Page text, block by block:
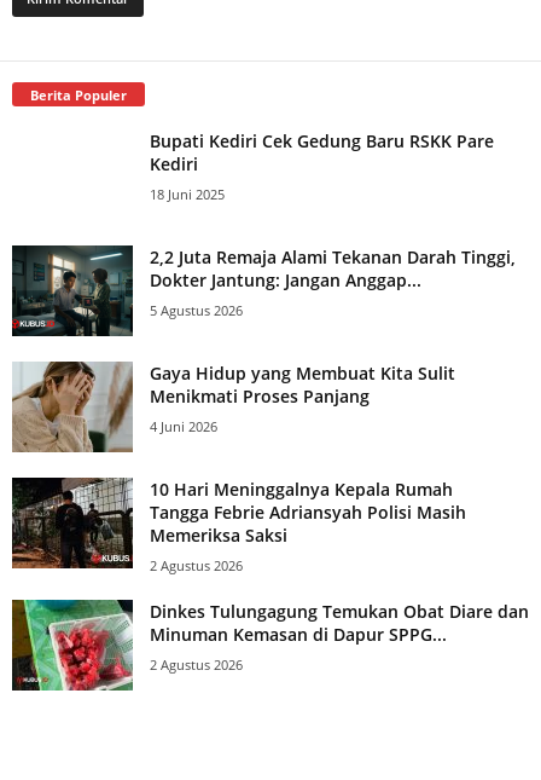
Berita Populer
Bupati Kediri Cek Gedung Baru RSKK Pare
Kediri
18 Juni 2025
2,2 Juta Remaja Alami Tekanan Darah Tinggi,
Dokter Jantung: Jangan Anggap...
5 Agustus 2026
Gaya Hidup yang Membuat Kita Sulit
Menikmati Proses Panjang
4 Juni 2026
10 Hari Meninggalnya Kepala Rumah
Tangga Febrie Adriansyah Polisi Masih
Memeriksa Saksi
2 Agustus 2026
Dinkes Tulungagung Temukan Obat Diare dan
Minuman Kemasan di Dapur SPPG...
2 Agustus 2026